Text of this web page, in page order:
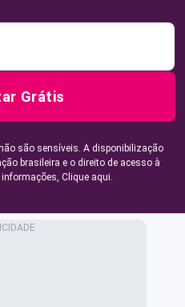
Grátis
são sensíveis. A disponibilização
brasileira e o direito de acesso à
Clique aqui.